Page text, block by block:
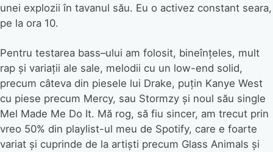
unei explozii în tavanul său. Eu o activez constant seara,
pe la ora 10.
Pentru testarea bass–ului am folosit, bineînțeles, mult
rap și variații ale sale, melodii cu un low-end solid,
precum câteva din piesele lui Drake, puțin Kanye West
cu piese precum Mercy, sau Stormzy și noul său single
Mel Made Me Do It. Mă rog, să fiu sincer, am trecut prin
vreo 50% din playlist-ul meu de Spotify, care e foarte
variat și cuprinde de la artiști precum Glass Animals și